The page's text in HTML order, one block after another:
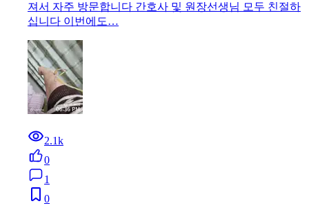
져서 자주 방문합니다 간호사 및 원장선생님 모두 친절하
십니다 이번에도…
2.1k
0
1
0